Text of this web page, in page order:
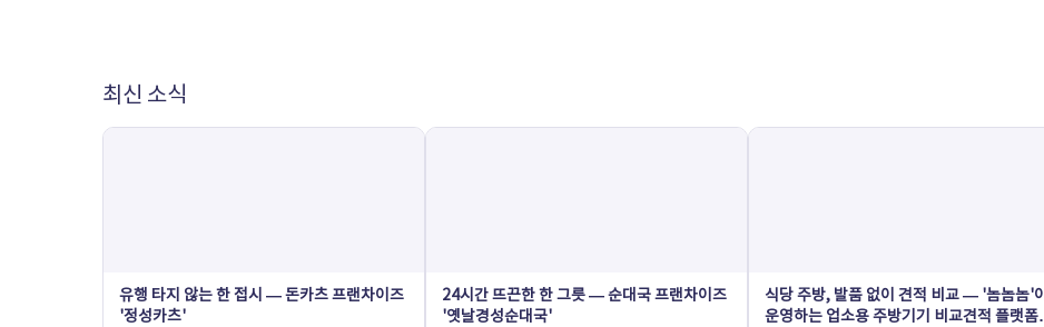
최신 소식
유행 타지 않는 한 접시 — 돈카츠 프랜차이즈
'정성카츠'
24시간 뜨끈한 한 그릇 — 순대국 프랜차이즈
'옛날경성순대국'
식당 주방, 발품 없이 견적 비교 — '놈놈놈'이
운영하는 업소용 주방기기 비교견적 플랫폼